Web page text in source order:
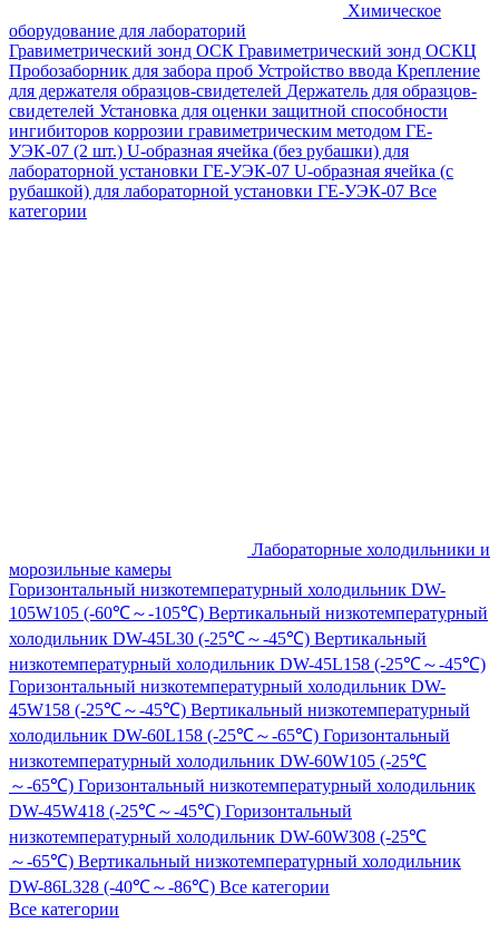
Химическое
оборудование для лабораторий
Гравиметрический зонд ОСК Гравиметрический зонд ОСКЦ
Пробозаборник для забора проб Устройство ввода Крепление
для держателя образцов-свидетелей Держатель для образцов-
свидетелей Установка для оценки защитной способности
ингибиторов коррозии гравиметрическим методом ГЕ-
УЭК-07 (2 шт.) U-образная ячейка (без рубашки) для
лабораторной установки ГЕ-УЭК-07 U-образная ячейка (с
рубашкой) для лабораторной установки ГЕ-УЭК-07 Все
категории
Лабораторные холодильники и
морозильные камеры
Горизонтальный низкотемпературный холодильник DW-
105W105 (-60℃～-105℃) Вертикальный низкотемпературный
холодильник DW-45L30 (-25℃～-45℃) Вертикальный
низкотемпературный холодильник DW-45L158 (-25℃～-45℃)
Горизонтальный низкотемпературный холодильник DW-
45W158 (-25℃～-45℃) Вертикальный низкотемпературный
холодильник DW-60L158 (-25℃～-65℃) Горизонтальный
низкотемпературный холодильник DW-60W105 (-25℃
～-65℃) Горизонтальный низкотемпературный холодильник
DW-45W418 (-25℃～-45℃) Горизонтальный
низкотемпературный холодильник DW-60W308 (-25℃
～-65℃) Вертикальный низкотемпературный холодильник
DW-86L328 (-40℃～-86℃) Все категории
Все категории